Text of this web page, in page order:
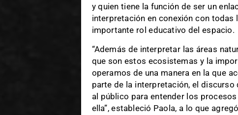
y quien tiene la función de ser un
interpretación en conexión con todas
importante rol educativo del espacio.
“Además de interpretar las áreas
que son estos ecosistemas y la
operamos de una manera en la que
parte de la interpretación, el discurso
al público para entender los
ella”, estableció Paola, a lo que